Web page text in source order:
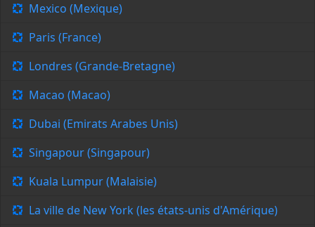
Mexico (Mexique)
Paris (France)
Londres (Grande-Bretagne)
Macao (Macao)
Dubai (Emirats Arabes Unis)
Singapour (Singapour)
Kuala Lumpur (Malaisie)
La ville de New York (les états-unis d'Amérique)